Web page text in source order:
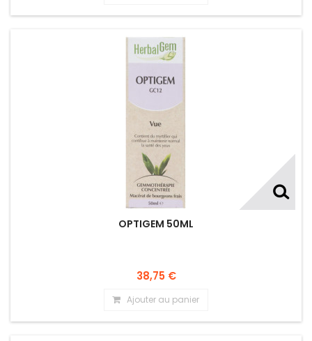
OPTIGEM 50ML
38,75 €
Ajouter au panier